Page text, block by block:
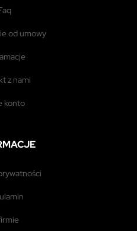
faq
od umowy
z nami
konto
firmie